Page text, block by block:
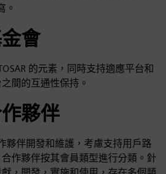
。
會
的元素，同時支持適應平台和
間的互通性保持。
夥伴
夥伴開發和維護，考慮支持用戶路
作夥伴按其會員類型進行分類。針